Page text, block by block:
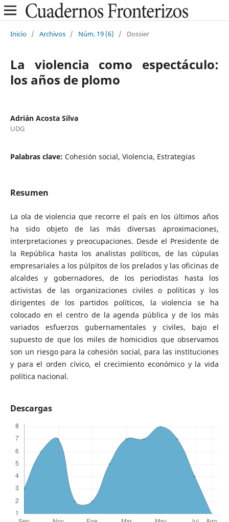
Inicio / Archivos / Núm. 19 (6) / Dossier
La violencia como espectáculo:
los años de plomo
Adrián Acosta Silva
UDG
Palabras clave: Cohesión social, Violencia, Estrategias
Resumen
La ola de violencia que recorre el país en los últimos años
ha sido objeto de las más diversas aproximaciones,
interpretaciones y preocupaciones. Desde el Presidente de
la República hasta los analistas políticos, de las cúpulas
empresariales a los púlpitos de los prelados y las oficinas de
alcaldes y gobernadores, de los periodistas hasta los
activistas de las organizaciones civiles o políticas y los
dirigentes de los partidos políticos, la violencia se ha
colocado en el centro de la agenda pública y de los más
variados esfuerzos gubernamentales y civiles, bajo el
supuesto de que los miles de homicidios que observamos
son un riesgo para la cohesión social, para las instituciones
y para el orden cívico, el crecimiento económico y la vida
política nacional.
Descargas